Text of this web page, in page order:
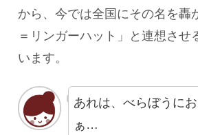
から、今では全国にその名を轟
＝リンガーハット」と連想させ
います。
あれは、べらぼうに
ぁ…